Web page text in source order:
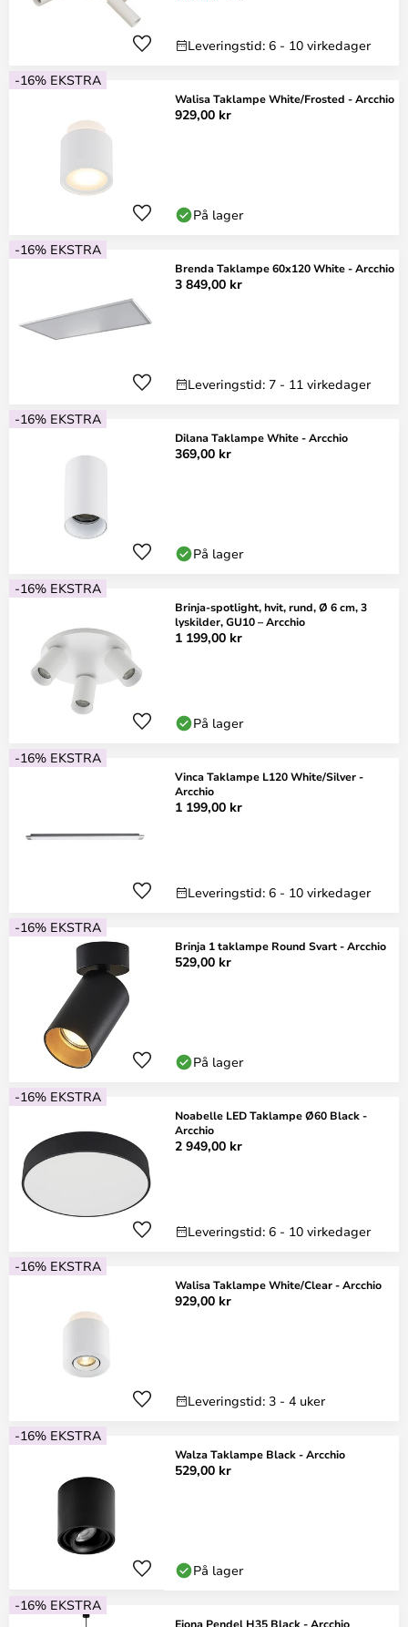
Leveringstid: 6 - 10 virkedager
-16% EKSTRA
Walisa Taklampe White/Frosted - Arcchio
929,00 kr
På lager
-16% EKSTRA
Brenda Taklampe 60x120 White - Arcchio
3 849,00 kr
Leveringstid: 7 - 11 virkedager
-16% EKSTRA
Dilana Taklampe White - Arcchio
369,00 kr
På lager
-16% EKSTRA
Brinja-spotlight, hvit, rund, Ø 6 cm, 3
lyskilder, GU10 – Arcchio
1 199,00 kr
På lager
-16% EKSTRA
Vinca Taklampe L120 White/Silver -
Arcchio
1 199,00 kr
Leveringstid: 6 - 10 virkedager
-16% EKSTRA
Brinja 1 taklampe Round Svart - Arcchio
529,00 kr
På lager
-16% EKSTRA
Noabelle LED Taklampe Ø60 Black -
Arcchio
2 949,00 kr
Leveringstid: 6 - 10 virkedager
-16% EKSTRA
Walisa Taklampe White/Clear - Arcchio
929,00 kr
Leveringstid: 3 - 4 uker
-16% EKSTRA
Walza Taklampe Black - Arcchio
529,00 kr
På lager
-16% EKSTRA
Ejona Pendel H35 Black - Arcchio